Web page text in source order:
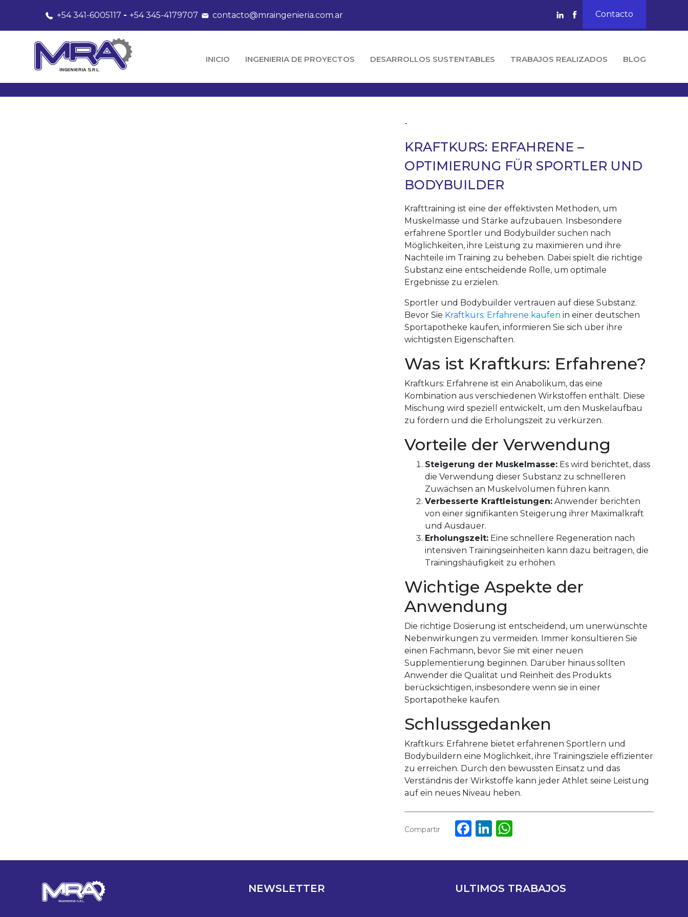
+54 341-6005117 -+54 345-4179707 contacto@mraingenieria.com.ar Contacto
INICIO INGENIERIA DE PROYECTOS DESARROLLOS SUSTENTABLES TRABAJOS REALIZADOS BLOG
-
KRAFTKURS: ERFAHRENE –
OPTIMIERUNG FÜR SPORTLER UND
BODYBUILDER
Krafttraining ist eine der effektivsten Methoden, um
Muskelmasse und Stärke aufzubauen. Insbesondere
erfahrene Sportler und Bodybuilder suchen nach
Möglichkeiten, ihre Leistung zu maximieren und ihre
Nachteile im Training zu beheben. Dabei spielt die richtige
Substanz eine entscheidende Rolle, um optimale
Ergebnisse zu erzielen.
Sportler und Bodybuilder vertrauen auf diese Substanz.
Bevor Sie Kraftkurs: Erfahrene kaufen in einer deutschen
Sportapotheke kaufen, informieren Sie sich über ihre
wichtigsten Eigenschaften.
Was ist Kraftkurs: Erfahrene?
Kraftkurs: Erfahrene ist ein Anabolikum, das eine
Kombination aus verschiedenen Wirkstoffen enthält. Diese
Mischung wird speziell entwickelt, um den Muskelaufbau
zu fördern und die Erholungszeit zu verkürzen.
Vorteile der Verwendung
Steigerung der Muskelmasse: Es wird berichtet, dass
die Verwendung dieser Substanz zu schnelleren
Zuwächsen an Muskelvolumen führen kann.
Verbesserte Kraftleistungen: Anwender berichten
von einer signifikanten Steigerung ihrer Maximalkraft
und Ausdauer.
Erholungszeit: Eine schnellere Regeneration nach
intensiven Trainingseinheiten kann dazu beitragen, die
Trainingshäufigkeit zu erhöhen.
Wichtige Aspekte der
Anwendung
Die richtige Dosierung ist entscheidend, um unerwünschte
Nebenwirkungen zu vermeiden. Immer konsultieren Sie
einen Fachmann, bevor Sie mit einer neuen
Supplementierung beginnen. Darüber hinaus sollten
Anwender die Qualität und Reinheit des Produkts
berücksichtigen, insbesondere wenn sie in einer
Sportapotheke kaufen.
Schlussgedanken
Kraftkurs: Erfahrene bietet erfahrenen Sportlern und
Bodybuildern eine Möglichkeit, ihre Trainingsziele effizienter
zu erreichen. Durch den bewussten Einsatz und das
Verständnis der Wirkstoffe kann jeder Athlet seine Leistung
auf ein neues Niveau heben.
Compartir Facebook
LinkedIn
WhatsApp
NEWSLETTER ULTIMOS TRABAJOS